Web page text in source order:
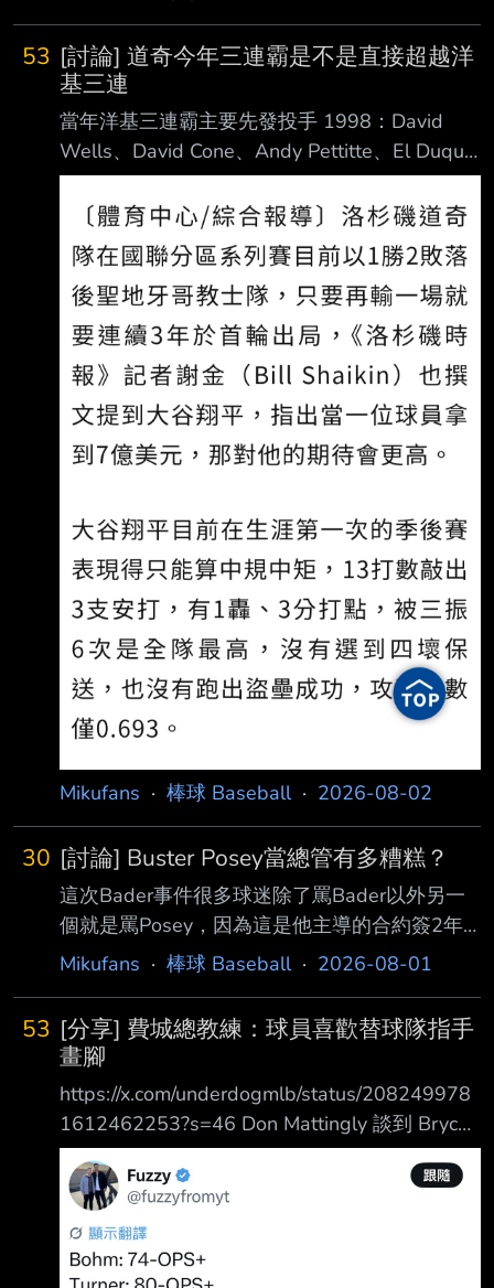
53 [討論] 道奇今年三連霸是不是直接超越洋
基三連
當年洋基三連霸主要先發投手 1998：David
Wells、David Cone、Andy Pettitte、El Duque
1999：Roger Clemens、David Cone、Andy
Pettitte、El Duque 2000：Roger Clemens、
Andy Pettitte、El Duque、David Cone 洋基有
頂級終結者 道奇二連霸主要先發投手 2024:山本
由伸、Jack Flaherty、Walker Buehler 2025:
Blake Snell、山本由伸、T
Mikufans · 棒球 Baseball· 2026-08-02
30 [討論] Buster Posey當總管有多糟糕？
這次Bader事件很多球迷除了罵Bader以外另一
個就是罵Posey，因為這是他主導的合約簽2年
只打30場就沒了，Posey上任沒多久但已經被球
1. Willy Adames 7年182M 2. Justin Verlander
1年15M 3. Adrian Houser 2年22M 4. Harrison
Bader 2年20.5M 5. Luis Arráez 1年12M 6.
Tyler Mahle 1年10M 7. Jason Fole
Mikufans · 棒球 Baseball· 2026-08-01
53 [分享] 費城總教練：球員喜歡替球隊指手
畫腳
https://x.com/underdogmlb/status/208249978
1612462253?s=46 Don Mattingly 談到 Bryce
Harper 昨晚賽後的發言： 「只要你針對我們這
支球隊發表那樣的評論，就等於是在針對我們其
中一名球員，表示你對 他有意見、不喜歡
他。」
https://x.com/alexcoll_/status/2082486469361